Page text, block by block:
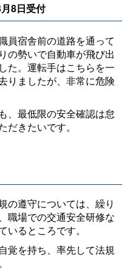
8日受付
員宿舎前の道路を通って
の勢いで自動車が飛び出
た。運転手はこちらを一
りましたが、非常に危険
、最低限の安全確認は怠
だきたいです。
の遵守については、繰り
職場での交通安全研修な
いるところです。
覚を持ち、率先して法規